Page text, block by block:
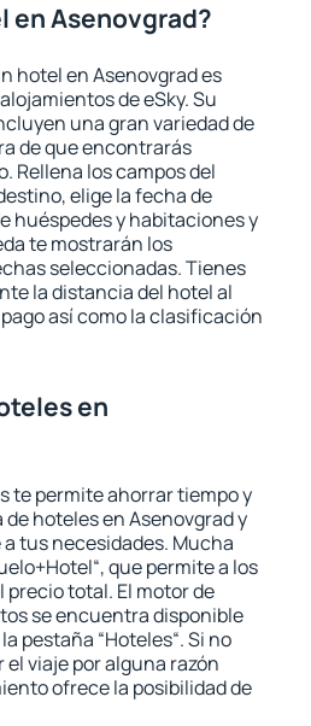
en Asenovgrad?
hotel en Asenovgrad es
de eSky. Su
una gran variedad de
de que encontrarás
Rellena los campos del
elige la fecha de
huéspedes y habitaciones y
te mostrarán los
seleccionadas. Tienes
la distancia del hotel al
así como la clasificación
en
te permite ahorrar tiempo y
hoteles en Asenovgrad y
tus necesidades. Mucha
que permite a los
total. El motor de
se encuentra disponible
pestaña “Hoteles“. Si no
el viaje por alguna razón
ofrece la posibilidad de